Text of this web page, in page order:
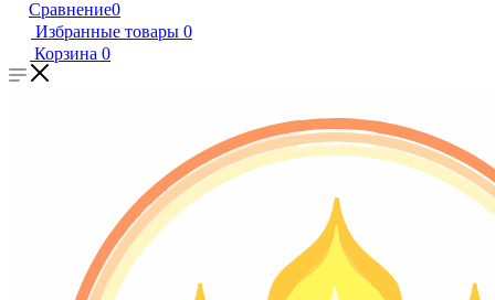
Сравнение0
Избранные товары 0
Корзина 0